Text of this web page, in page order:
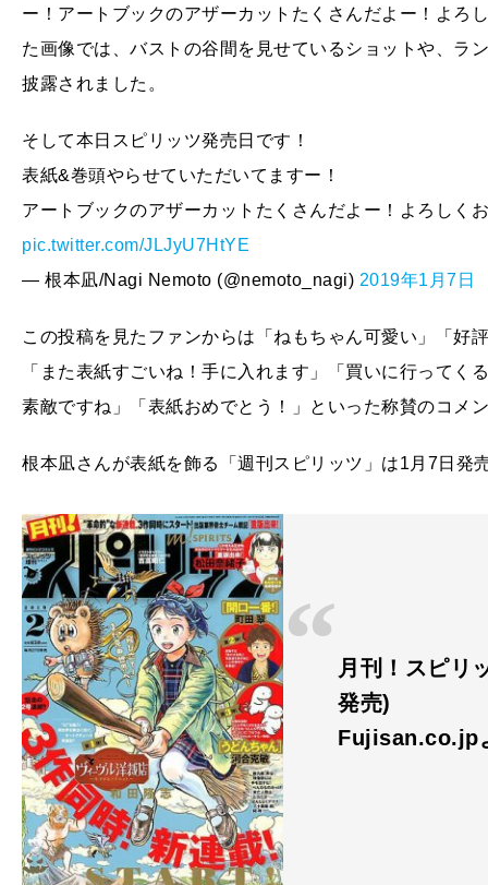
ー！アートブックのアザーカットたくさんだよー！よろ
た画像では、バストの谷間を見せているショットや、ラ
披露されました。
そして本日スピリッツ発売日です！
表紙&巻頭やらせていただいてますー！
アートブックのアザーカットたくさんだよー！よろしく
pic.twitter.com/JLJyU7HtYE
— 根本凪/Nagi Nemoto (@nemoto_nagi) 2019年1月7日
この投稿を見たファンからは「ねもちゃん可愛い」「好
「また表紙すごいね！手に入れます」「買いに行って
素敵ですね」「表紙おめでとう！」といった称賛のコメ
根本凪さんが表紙を飾る「週刊スピリッツ」は1月7日発
月刊！スピリ
発売)
Fujisan.co.jp